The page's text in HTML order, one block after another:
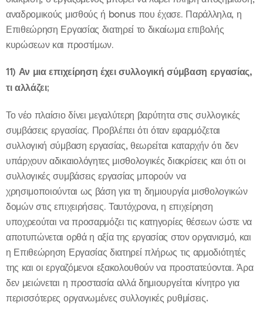
αναδρομικούς μισθούς ή bonus που έχασε. Παράλληλα, η
Επιθεώρηση Εργασίας διατηρεί το δικαίωμα επιβολής
κυρώσεων και προστίμων.
11) Αν μια επιχείρηση έχει συλλογική σύμβαση εργασίας,
τι αλλάζει;
Το νέο πλαίσιο δίνει μεγαλύτερη βαρύτητα στις συλλογικές
συμβάσεις εργασίας. Προβλέπει ότι όταν εφαρμόζεται
συλλογική σύμβαση εργασίας, θεωρείται καταρχήν ότι δεν
υπάρχουν αδικαιολόγητες μισθολογικές διακρίσεις και ότι οι
συλλογικές συμβάσεις εργασίας μπορούν να
χρησιμοποιούνται ως βάση για τη δημιουργία μισθολογικών
δομών στις επιχειρήσεις. Ταυτόχρονα, η επιχείρηση
υποχρεούται να προσαρμόζει τις κατηγορίες θέσεων ώστε να
αποτυπώνεται ορθά η αξία της εργασίας στον οργανισμό, και
η Επιθεώρηση Εργασίας διατηρεί πλήρως τις αρμοδιότητές
της και οι εργαζόμενοι εξακολουθούν να προστατεύονται. Άρα
δεν μειώνεται η προστασία αλλά δημιουργείται κίνητρο για
περισσότερες οργανωμένες συλλογικές ρυθμίσεις.